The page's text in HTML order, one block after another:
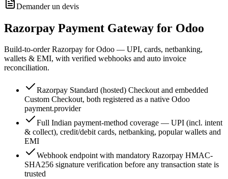
Demander un devis
Razorpay Payment Gateway for Odoo
Build-to-order Razorpay for Odoo — UPI, cards, netbanking,
wallets & EMI, with verified webhooks and auto invoice
reconciliation.
Razorpay Standard (hosted) Checkout and embedded
Custom Checkout, both registered as a native Odoo
payment.provider
Full Indian payment-method coverage — UPI (incl. intent
& collect), credit/debit cards, netbanking, popular wallets and
EMI
Webhook endpoint with mandatory Razorpay HMAC-
SHA256 signature verification before any transaction state is
trusted